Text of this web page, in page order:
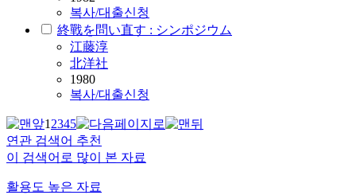
복사/대출신청
終戰を問い直す : シンポジウム
江藤淳
北洋社
1980
복사/대출신청
12345
연관 검색어 추천
이 검색어로 많이 본 자료
활용도 높은 자료